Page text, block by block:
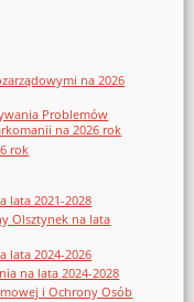
na 2026
Problemów
na 2026 rok
rok
lata 2021-2028
Olsztynek na lata
lata 2024-2026
na lata 2024-2028
i Ochrony Osób